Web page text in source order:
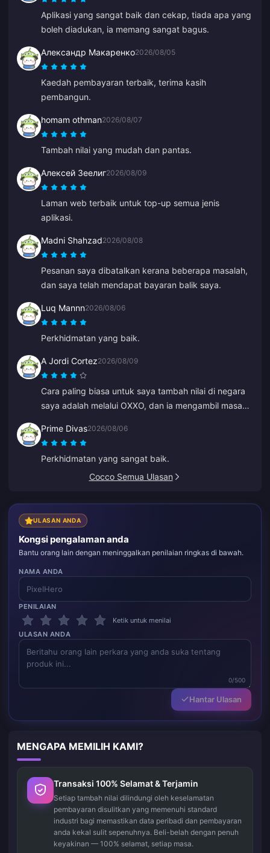
Aplikasi yang sangat baik dan cekap, tiada apa yang
boleh diadukan, ia memang sangat bagus.
Александр Макаренко2026/08/05
Kaedah pembayaran terbaik, terima kasih
pembangun.
homam othman2026/08/07
Tambah nilai yang mudah dan pantas.
Алексей Зеелиг2026/08/09
Laman web terbaik untuk top-up semua jenis
aplikasi.
Madni Shahzad2026/08/08
Pesanan saya dibatalkan kerana beberapa masalah,
dan saya telah mendapat bayaran balik saya.
Luq Mannn2026/08/06
Perkhidmatan yang baik.
A Jordi Cortez2026/08/09
Cara paling biasa untuk saya tambah nilai di negara
saya adalah melalui OXXO, dan ia mengambil masa
Prime Divas2026/08/06
Perkhidmatan yang sangat baik.
Cocco Semua Ulasan
ULASAN ANDA
Kongsi pengalaman anda
Bantu orang lain dengan meninggalkan penilaian ringkas di bawah.
NAMA ANDA
PENILAIAN
Ketik untuk menilai
ULASAN ANDA
0/500
Hantar Ulasan
MENGAPA MEMILIH KAMI?
Transaksi 100% Selamat & Terjamin
Setiap tambah nilai dilindungi oleh keselamatan
pembayaran disulitkan yang memenuhi standard
industri bagi memastikan data peribadi dan pembayaran
anda kekal sulit sepenuhnya. Beli-belah dengan penuh
keyakinan — 100% selamat, setiap masa.